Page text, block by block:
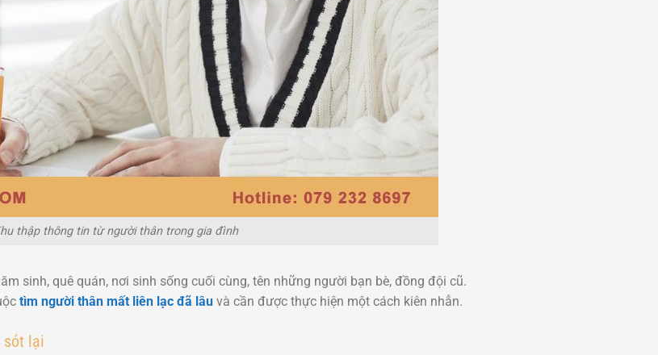
thập thông tin từ người thân trong gia đình
sinh, quê quán, nơi sinh sống cuối cùng, tên những người bạn bè, đồng đội cũ.
tìm người thân mất liên lạc đã lâu và cần được thực hiện một cách kiên nhẫn.
sót lại